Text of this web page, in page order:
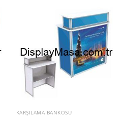
KARŞILAMA BANKOSU